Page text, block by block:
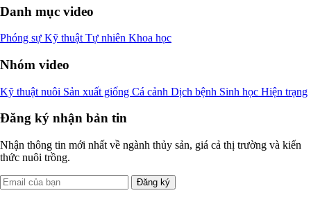
Danh mục video
Phóng sự Kỹ thuật Tự nhiên Khoa học
Nhóm video
Kỹ thuật nuôi Sản xuất giống Cá cảnh Dịch bệnh Sinh học Hiện trạng
Đăng ký nhận bản tin
Nhận thông tin mới nhất về ngành thủy sản, giá cả thị trường và kiến
thức nuôi trồng.
Đăng ký